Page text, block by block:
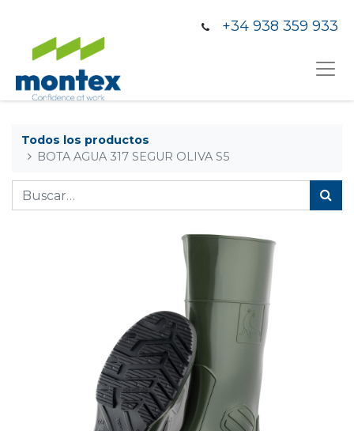
+34 938 359 933
Todos los productos
BOTA AGUA 317 SEGUR OLIVA S5